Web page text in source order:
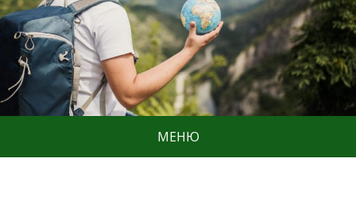
МЕНЮ